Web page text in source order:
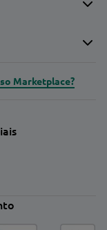
Marketplace?